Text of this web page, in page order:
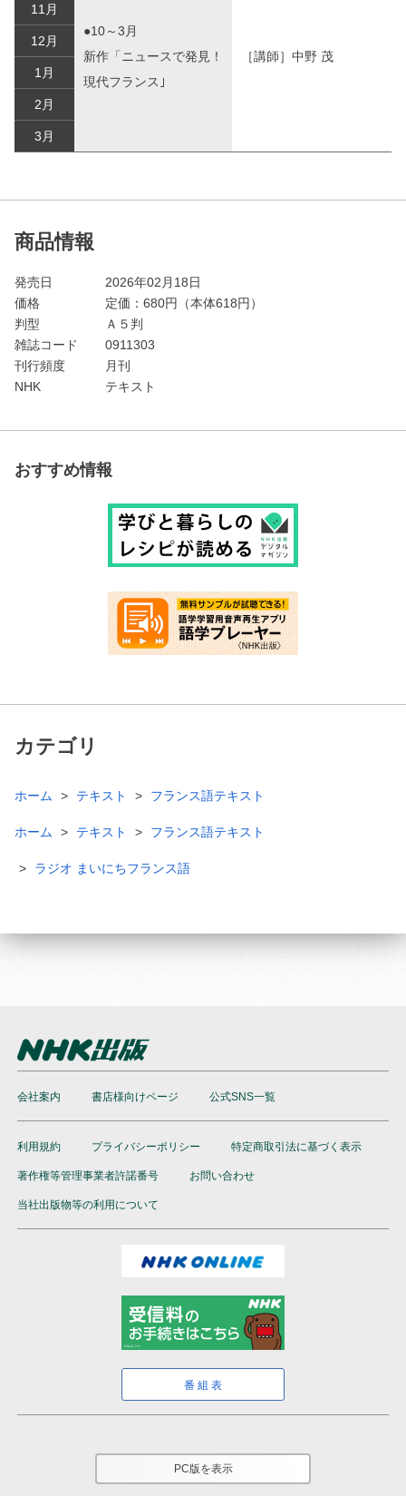
●10～3月
新作「ニュースで発見！
現代フランス｣
［講師］中野 茂
11月
12月
1月
2月
3月
商品情報
発売日
2026年02月18日
価格
定価： 680円（本体618円）
判型
Ａ５判
雑誌コード
0911303
刊行頻度
月刊
NHK
テキスト
おすすめ情報
カテゴリ
ホーム テキスト フランス語テキスト
ホーム テキスト フランス語テキスト
ラジオ まいにちフランス語
会社案内 書店様向けページ 公式SNS一覧
利用規約 プライバシーポリシー 特定商取引法に基づく表示
著作権等管理事業者許諾番号 お問い合わせ
当社出版物等の利用について
番組表
PC版を表示